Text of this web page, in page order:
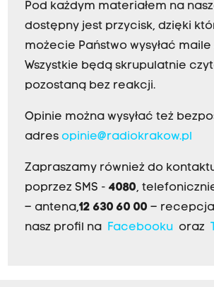
Pod każdym materiałem na
dostępny jest przycisk, dzięki
możecie Państwo wysyłać maile
Wszystkie będą skrupulatnie
pozostaną bez reakcji.
Opinie można wysyłać też
adres opinie@radiokrakow.pl
Zapraszamy również do
poprzez SMS - 4080,
– antena,12 630 60 00 –
nasz profil na Facebookuoraz